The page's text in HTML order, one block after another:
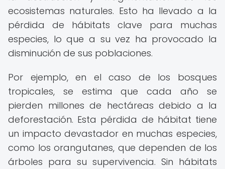
ecosistemas naturales. Esto ha llevado a la
pérdida de hábitats clave para muchas
especies, lo que a su vez ha provocado la
disminución de sus poblaciones.
Por ejemplo, en el caso de los bosques
tropicales, se estima que cada año se
pierden millones de hectáreas debido a la
deforestación. Esta pérdida de hábitat tiene
un impacto devastador en muchas especies,
como los orangutanes, que dependen de los
árboles para su supervivencia. Sin hábitats